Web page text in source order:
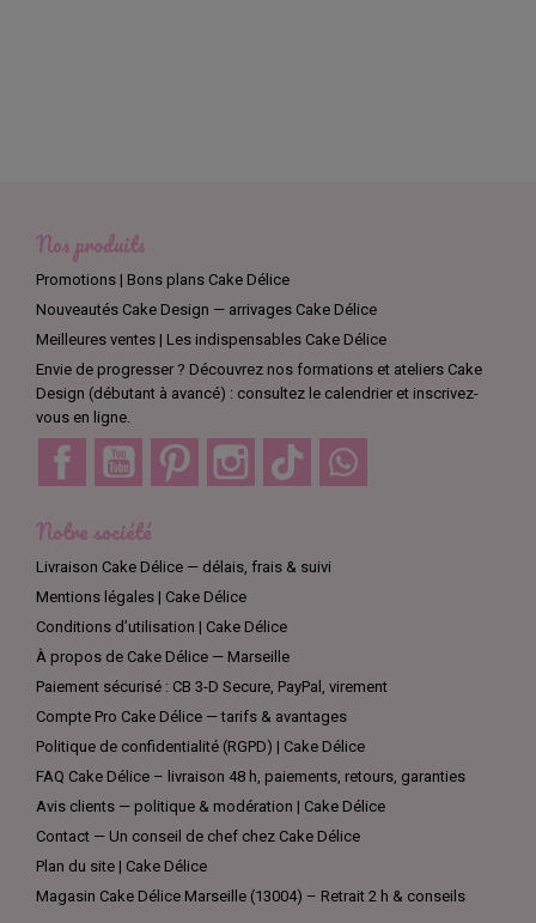
Nos produits
Promotions | Bons plans Cake Délice
Nouveautés Cake Design — arrivages Cake Délice
Meilleures ventes | Les indispensables Cake Délice
Envie de progresser ? Découvrez nos formations et ateliers Cake
Design (débutant à avancé) : consultez le calendrier et inscrivez-
vous en ligne.
Facebook YouTube Pinterest Instagram TikTok
Notre société
Livraison Cake Délice — délais, frais & suivi
Mentions légales | Cake Délice
Conditions d’utilisation | Cake Délice
À propos de Cake Délice — Marseille
Paiement sécurisé : CB 3-D Secure, PayPal, virement
Compte Pro Cake Délice — tarifs & avantages
Politique de confidentialité (RGPD) | Cake Délice
FAQ Cake Délice – livraison 48 h, paiements, retours, garanties
Avis clients — politique & modération | Cake Délice
Contact — Un conseil de chef chez Cake Délice
Plan du site | Cake Délice
Magasin Cake Délice Marseille (13004) – Retrait 2 h & conseils